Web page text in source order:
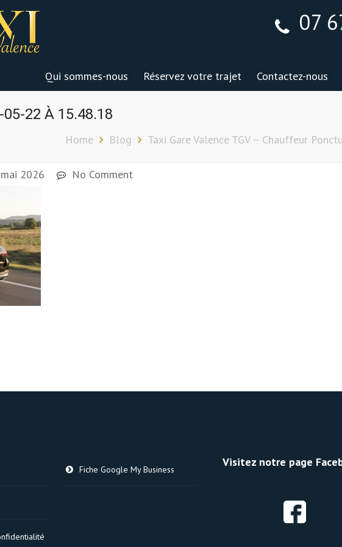
07
Qui sommes-nous Réservez votre trajet Contactez-nous
22 À 15.48.18
Home Blog Taxi Gare Valence TGV – Chauffeur
2026 No Comment
Fiche Google My Business
Visitez notre page